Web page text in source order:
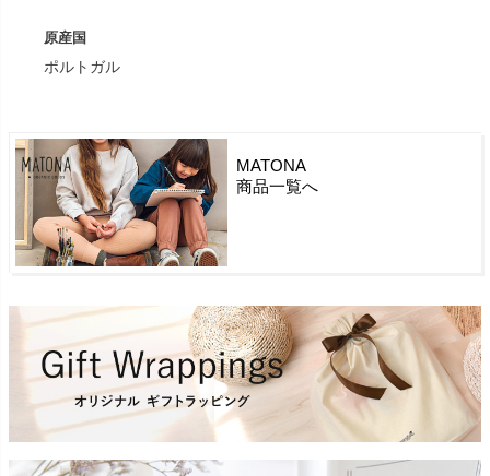
原産国
ポルトガル
MATONA
商品一覧へ